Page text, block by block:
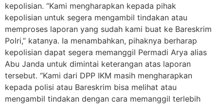
kepolisian. “Kami mengharapkan kepada pihak
kepolisian untuk segera mengambil tindakan atau
memproses laporan yang sudah kami buat ke Bareskrim
Polri,” katanya. Ia menambahkan, pihaknya berharap
kepolisian dapat segera memanggil Permadi Arya alias
Abu Janda untuk dimintai keterangan atas laporan
tersebut. “Kami dari DPP IKM masih mengharapkan
kepada polisi atau Bareskrim bisa melihat atau
mengambil tindakan dengan cara memanggil terlebih